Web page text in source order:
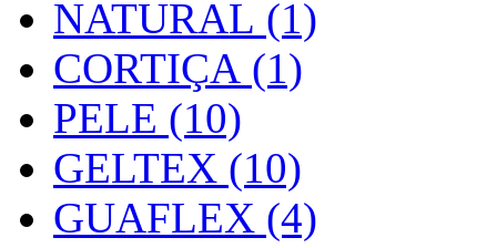
NATURAL (1)
CORTIÇA (1)
PELE (10)
GELTEX (10)
GUAFLEX (4)